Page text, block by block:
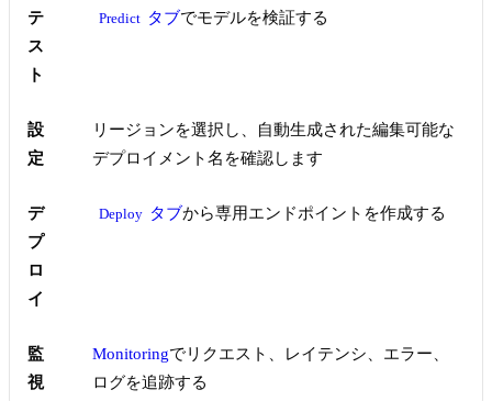
テ
ス
ト
Predict タブでモデルを検証する
設
定
リージョンを選択し、自動生成された編集可能な
デプロイメント名を確認します
デ
プ
ロ
イ
Deploy タブから専用エンドポイントを作成する
監
視
Monitoringでリクエスト、レイテンシ、エラー、
ログを追跡する